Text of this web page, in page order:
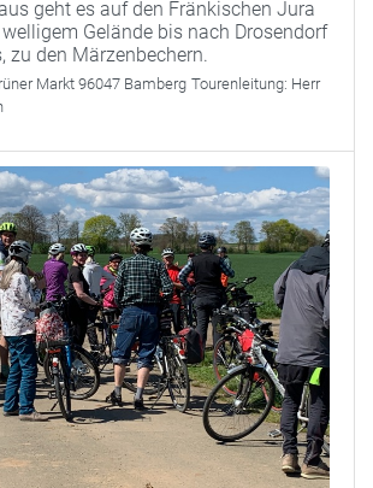
geht es auf den Fränkischen Jura
Gelände bis nach Drosendorf
zu den Märzenbechern.
Markt 96047 Bamberg Tourenleitung: Herr